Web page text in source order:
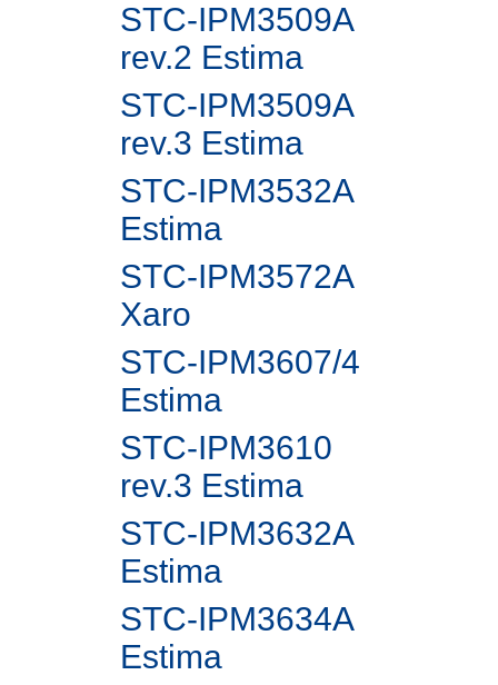
STC-IPM3509A
rev.2 Estima
STC-IPM3509A
rev.3 Estima
STC-IPM3532A
Estima
STC-IPM3572A
Xaro
STC-IPM3607/4
Estima
STC-IPM3610
rev.3 Estima
STC-IPM3632A
Estima
STC-IPM3634A
Estima